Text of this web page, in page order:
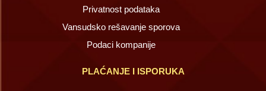
Privatnost podataka
Vansudsko rešavanje sporova
Podaci kompanije
PLAĆANJE I ISPORUKA